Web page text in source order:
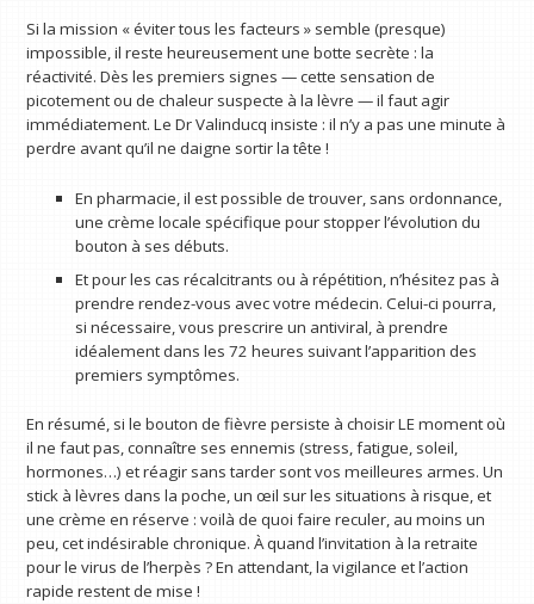
Si la mission « éviter tous les facteurs » semble (presque)
impossible, il reste heureusement une botte secrète : la
réactivité. Dès les premiers signes — cette sensation de
picotement ou de chaleur suspecte à la lèvre — il faut agir
immédiatement. Le Dr Valinducq insiste : il n’y a pas une minute à
perdre avant qu’il ne daigne sortir la tête !
En pharmacie, il est possible de trouver, sans ordonnance,
une crème locale spécifique pour stopper l’évolution du
bouton à ses débuts.
Et pour les cas récalcitrants ou à répétition, n’hésitez pas à
prendre rendez-vous avec votre médecin. Celui-ci pourra,
si nécessaire, vous prescrire un antiviral, à prendre
idéalement dans les 72 heures suivant l’apparition des
premiers symptômes.
En résumé, si le bouton de fièvre persiste à choisir LE moment où
il ne faut pas, connaître ses ennemis (stress, fatigue, soleil,
hormones…) et réagir sans tarder sont vos meilleures armes. Un
stick à lèvres dans la poche, un œil sur les situations à risque, et
une crème en réserve : voilà de quoi faire reculer, au moins un
peu, cet indésirable chronique. À quand l’invitation à la retraite
pour le virus de l’herpès ? En attendant, la vigilance et l’action
rapide restent de mise !